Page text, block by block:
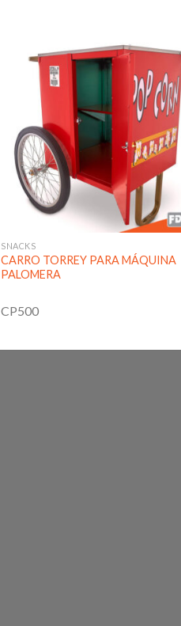
Añadir
a la
lista de
deseos
SNACKS
CARRO TORREY PARA MÁQUINA
PALOMERA
CP500